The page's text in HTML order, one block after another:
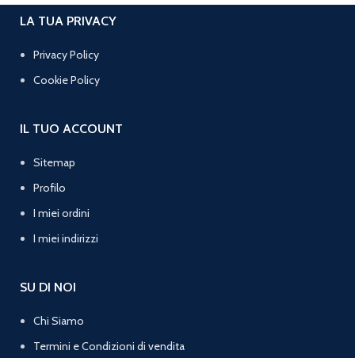
LA TUA PRIVACY
Privacy Policy
Cookie Policy
IL TUO ACCOUNT
Sitemap
Profilo
I miei ordini
I miei indirizzi
SU DI NOI
Chi Siamo
Termini e Condizioni di vendita